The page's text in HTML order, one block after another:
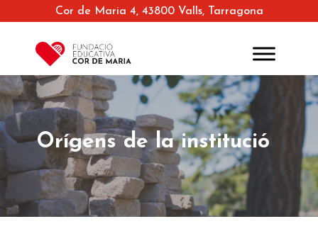
Cor de Maria 4, 43800 Valls, Tarragona
Orígens de la institució